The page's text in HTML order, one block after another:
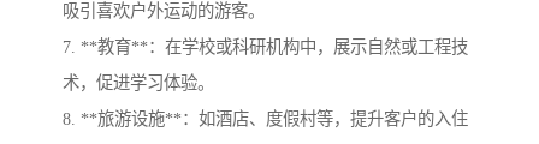
吸引喜欢户外运动的游客。
7. **教育**：在学校或科研机构中，展示自然或工程技
术，促进学习体验。
8. **旅游设施**：如酒店、度假村等，提升客户的入住